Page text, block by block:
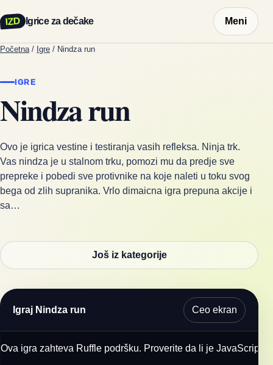
IZD Igrice za dečake Meni
Početna / Igre / Nindza run
IGRE
Nindza run
Ovo je igrica vestine i testiranja vasih refleksa. Ninja trk.
Vas nindza je u stalnom trku, pomozi mu da predje sve
prepreke i pobedi sve protivnike na koje naleti u toku svog
bega od zlih supranika. Vrlo dimaicna igra prepuna akcije i
sa…
Još iz kategorije
Igraj Nindza run Ceo ekran
Ova igra zahteva Ruffle podršku. Proverite da li je JavaScript